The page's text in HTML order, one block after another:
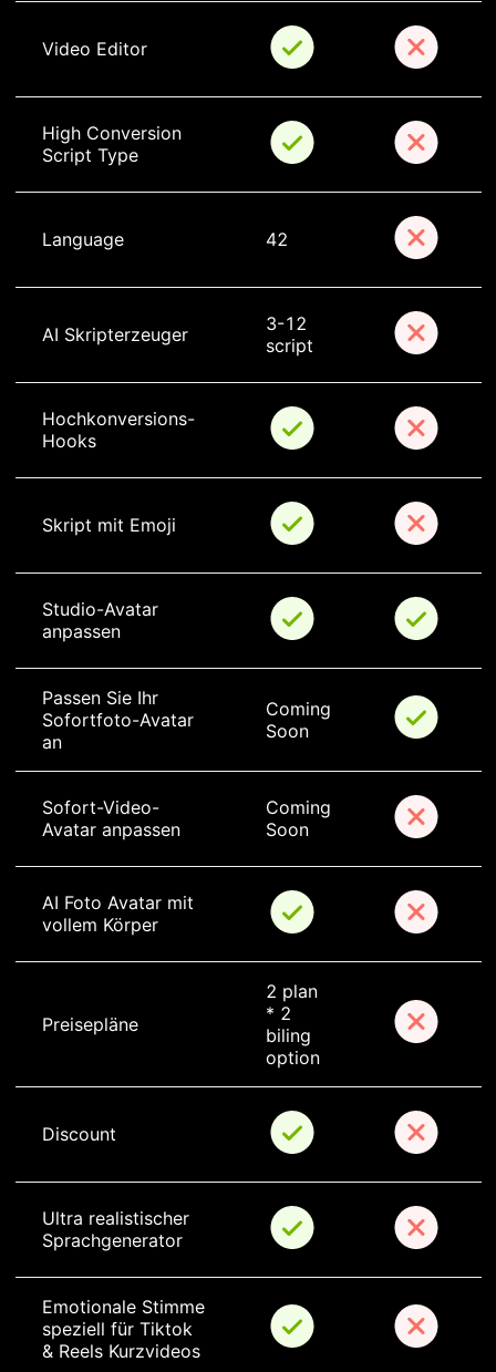
Video Editor
High Conversion
Script Type
Language 42
AI Skripterzeuger
3-12
script
Hochkonversions-
Hooks
Skript mit Emoji
Studio-Avatar
anpassen
Passen Sie Ihr
Sofortfoto-Avatar
an
Coming
Soon
Sofort-Video-
Avatar anpassen
Coming
Soon
AI Foto Avatar mit
vollem Körper
Preisepläne
2 plan
* 2
biling
option
Discount
Ultra realistischer
Sprachgenerator
Emotionale Stimme
speziell für Tiktok
& Reels Kurzvideos